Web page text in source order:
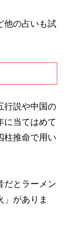
他の占いも試
行説や中国の
に当てはめて
柱推命で用い
だとラーメン
」がありま